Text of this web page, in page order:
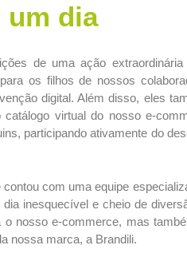
um dia
de uma ação
os filhos de nossos
digital. Além disso, eles
virtual do nosso e-
participando ativamente do
com uma equipe
inesquecível e cheio de
nosso e-commerce, mas
nossa marca, a Brandili.